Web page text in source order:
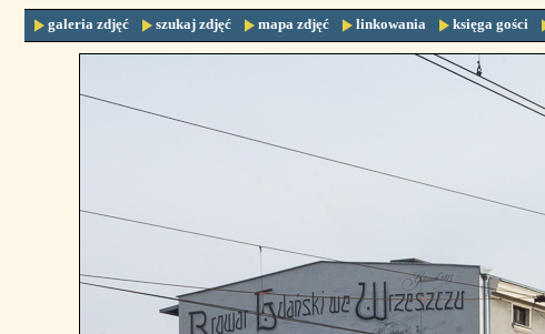
galeria zdjęć szukaj zdjęć mapa zdjęć linkowania księga gości